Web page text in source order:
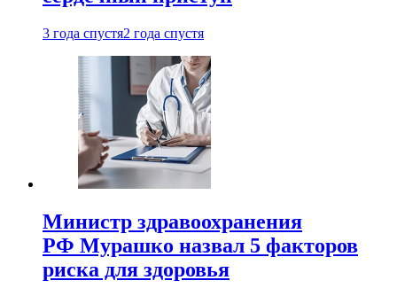
3 года спустя2 года спустя
Министр здравоохранения
РФ Мурашко назвал 5 факторов
риска для здоровья